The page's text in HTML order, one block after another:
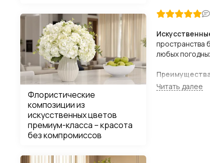
пространства
любых
Флористические
композиции из
искусственных цветов
премиум-класса – красота
без компромиссов